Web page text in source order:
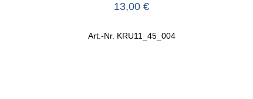
13,00€
Art.-Nr. KRU11_45_004